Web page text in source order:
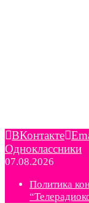
ВКонтакте
Одноклассники
07.08.2026
Политика